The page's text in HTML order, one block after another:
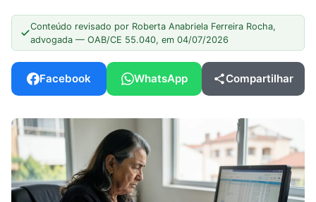
Conteúdo revisado por Roberta Anabriela Ferreira Rocha,
advogada — OAB/CE 55.040, em 04/07/2026
Facebook WhatsApp Compartilhar